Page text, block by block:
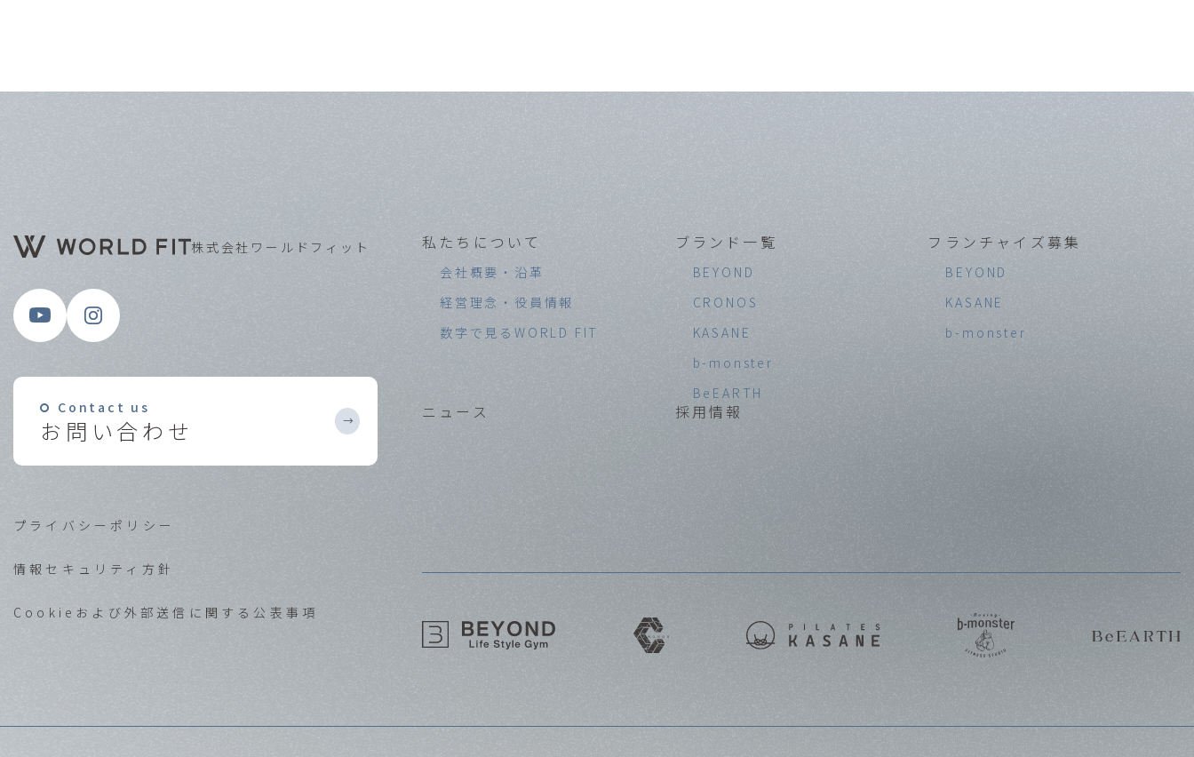
株式会社ワールドフィット 私たちについて
会社概要・沿革
経営理念・役員情報
数字で見るWORLD FIT
ブランド一覧
BEYOND
CRONOS
KASANE
b-monster
BeEARTH
フランチャイズ募集
BEYOND
KASANE
b-monster
ニュース 採用情報
Contact us
お問い合わせ
プライバシーポリシー
情報セキュリティ方針
Cookieおよび外部送信に関する公表事項